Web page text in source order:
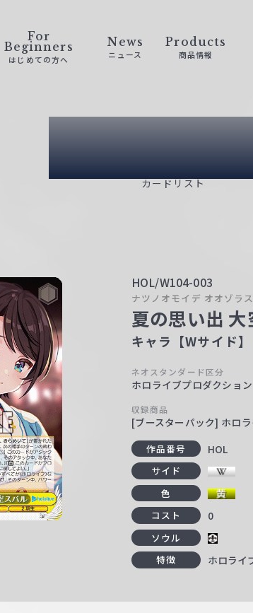
For
Beginners
はじめての方へ
News
ニュース
Products
商品情報
Card
カードリスト
HOL/W104-003
ナツノオモイデ オオゾラ
夏の思い出
キャラ【Wサイド】
ネオスタンダード区分
ホロライブプロダクション
収録商品
[ブースターパック] ホロ
作品番号 HOL
サイド
色
コスト 0
ソウル
特徴 ホロライ